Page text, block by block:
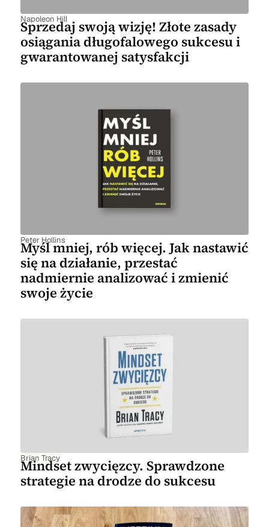
Napoleon Hill
Sprzedaj swoją wizję! Złote zasady
osiągania długofalowego sukcesu i
gwarantowanej satysfakcji
Peter Hollins
Myśl mniej, rób więcej. Jak nastawić
się na działanie, przestać
nadmiernie analizować i zmienić
swoje życie
Brian Tracy
Mindset zwycięzcy. Sprawdzone
strategie na drodze do sukcesu